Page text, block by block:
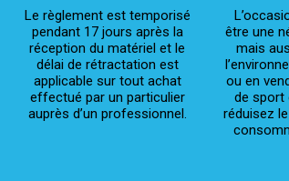
Le règlement est temporisé
pendant 17 jours après la
réception du matériel et le
délai de rétractation est
applicable sur tout achat
effectué par un particulier
auprès d’un professionnel.
être une
mais
ou en
de sport
réduisez